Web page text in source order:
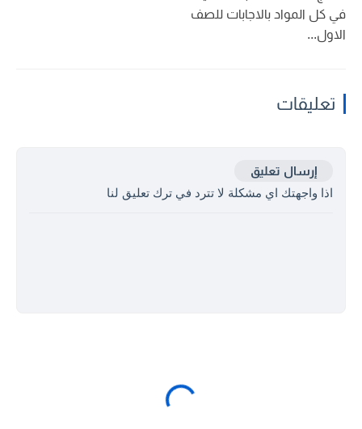
في كل المواد بالاجابات للصف
الاول...
تعليقات
إرسال تعليق
اذا واجهتك اي مشكلة لا تترد في ترك تعليق لنا